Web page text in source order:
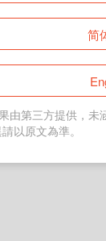
返
简
由第三方提供，未
以原文為準。